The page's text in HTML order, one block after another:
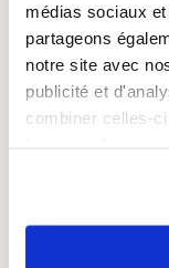
médias sociaux
partageons
notre site avec
publicité et
combiner celles-
RECETTES